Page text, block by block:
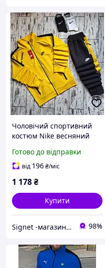
Чоловічий спортивний
костюм Nike весняний
кофта+штани+шкарпетки
у подарунок
Готово до відправки
від 196₴/міс
1 178₴
Купити
Signet -магазин для всієї родини 98%